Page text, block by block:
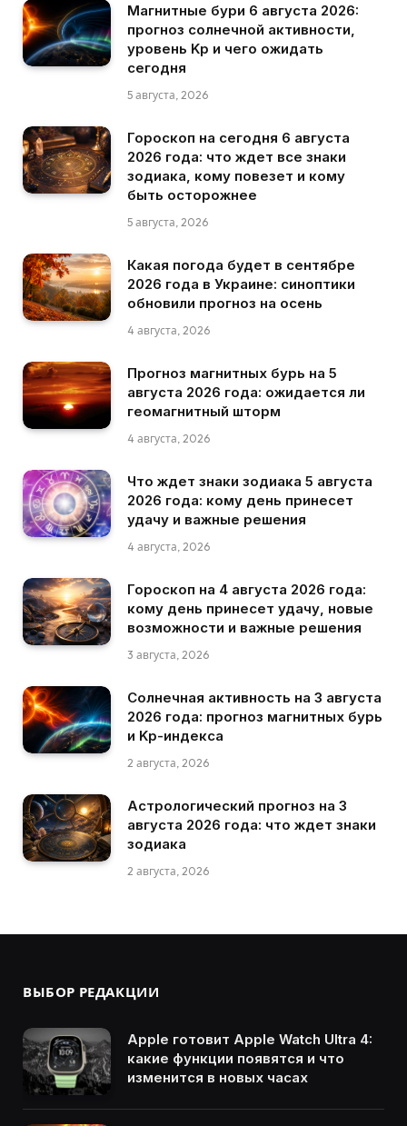
Магнитные бури 6 августа 2026:
прогноз солнечной активности,
уровень Kp и чего ожидать
сегодня
5 августа, 2026
Гороскоп на сегодня 6 августа
2026 года: что ждет все знаки
зодиака, кому повезет и кому
быть осторожнее
5 августа, 2026
Какая погода будет в сентябре
2026 года в Украине: синоптики
обновили прогноз на осень
4 августа, 2026
Прогноз магнитных бурь на 5
августа 2026 года: ожидается ли
геомагнитный шторм
4 августа, 2026
Что ждет знаки зодиака 5 августа
2026 года: кому день принесет
удачу и важные решения
4 августа, 2026
Гороскоп на 4 августа 2026 года:
кому день принесет удачу, новые
возможности и важные решения
3 августа, 2026
Солнечная активность на 3 августа
2026 года: прогноз магнитных бурь
и Kp-индекса
2 августа, 2026
Астрологический прогноз на 3
августа 2026 года: что ждет знаки
зодиака
2 августа, 2026
ВЫБОР РЕДАКЦИИ
Apple готовит Apple Watch Ultra 4:
какие функции появятся и что
изменится в новых часах